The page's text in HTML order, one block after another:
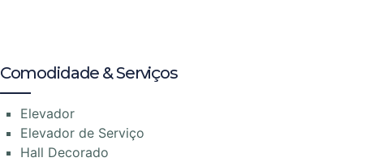
Comodidade & Serviços
Elevador
Elevador de Serviço
Hall Decorado